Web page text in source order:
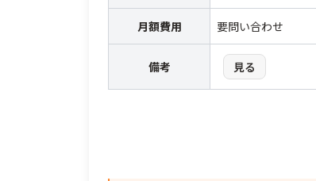
月額費用 要問い合わせ
備考 見る